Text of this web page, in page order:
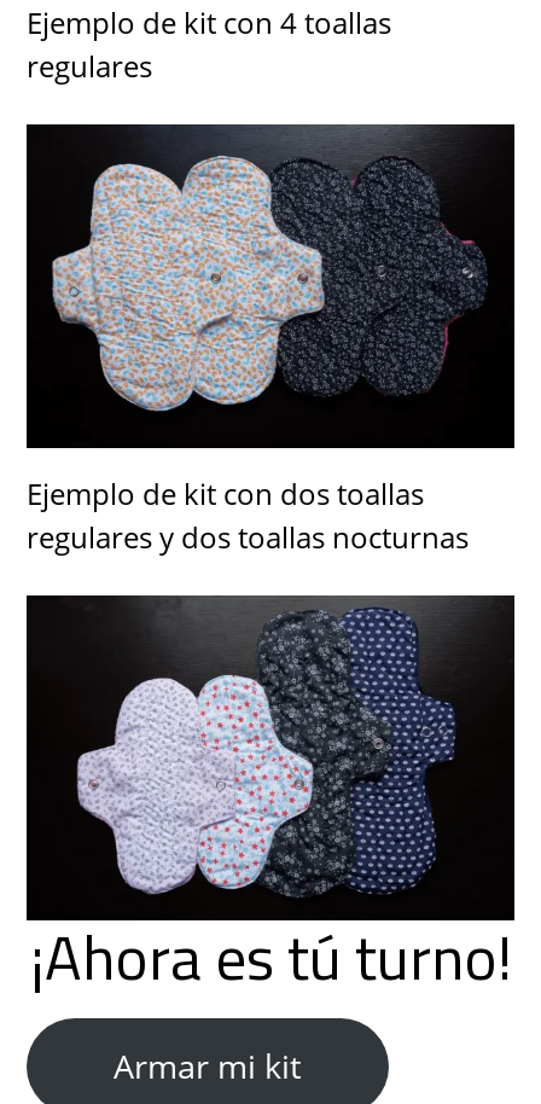
Ejemplo de kit con 4 toallas
regulares
Ejemplo de kit con dos toallas
regulares y dos toallas nocturnas
¡Ahora es tú turno!
Armar mi kit